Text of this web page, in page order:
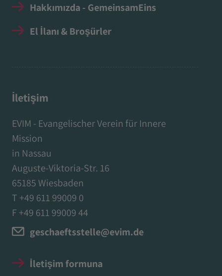
Hakkımızda - GemeinsamEins
El İlanı & Broşürler
İletişim
EVIM - Evangelischer Verein für Innere
Mission
in Nassau
Auguste-Viktoria-Str. 16
65185 Wiesbaden
T +49 611 99009 0
F +49 611 99009 44
geschaeftsstelle@evim.de
İletişim formuna